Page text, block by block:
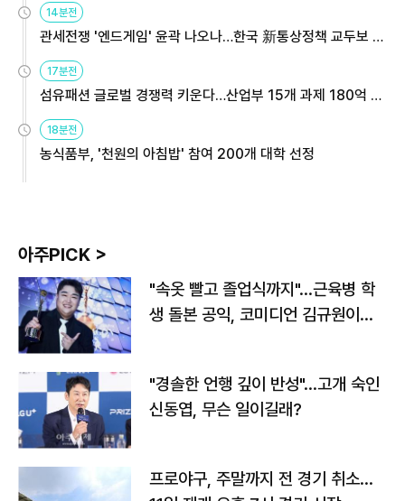
14분전
관세전쟁 '엔드게임' 윤곽 나오나…한국 新통상정책 교두보 활
17분전
섬유패션 글로벌 경쟁력 키운다…산업부 15개 과제 180억 지
18분전
농식품부, '천원의 아침밥' 참여 200개 대학 선정
아주PICK >
"속옷 빨고 졸업식까지"…근육병 학
생 돌본 공익, 코미디언 김규원이었
"경솔한 언행 깊이 반성"…고개 숙인
신동엽, 무슨 일이길래?
프로야구, 주말까지 전 경기 취소…